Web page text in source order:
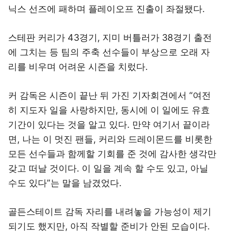
닉스 선즈에 패하며 플레이오프 진출이 좌절됐다.
스테판 커리가 43경기, 지미 버틀러가 38경기 출전
에 그치는 등 팀의 주축 선수들이 부상으로 오래 자
리를 비우며 어려운 시즌을 치렀다.
커 감독은 시즌이 끝난 뒤 가진 기자회견에서 “여전
히 지도자 일을 사랑하지만, 동시에 이 일에도 유효
기간이 있다는 것을 알고 있다. 만약 여기서 끝이라
면, 나는 이 멋진 팬들, 커리와 드레이몬드를 비롯한
모든 선수들과 함께할 기회를 준 것에 감사한 생각만
갖고 떠날 것이다. 이 일을 계속 할 수도 있고, 아닐
수도 있다”는 말을 남겼었다.
골든스테이트 감독 자리를 내려놓을 가능성이 제기
되기도 했지만, 아직 작별할 준비가 안된 모습이다.